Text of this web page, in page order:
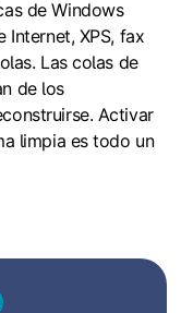
de Windows
Internet, XPS, fax
Las colas de
de los
Activar
limpia es todo un